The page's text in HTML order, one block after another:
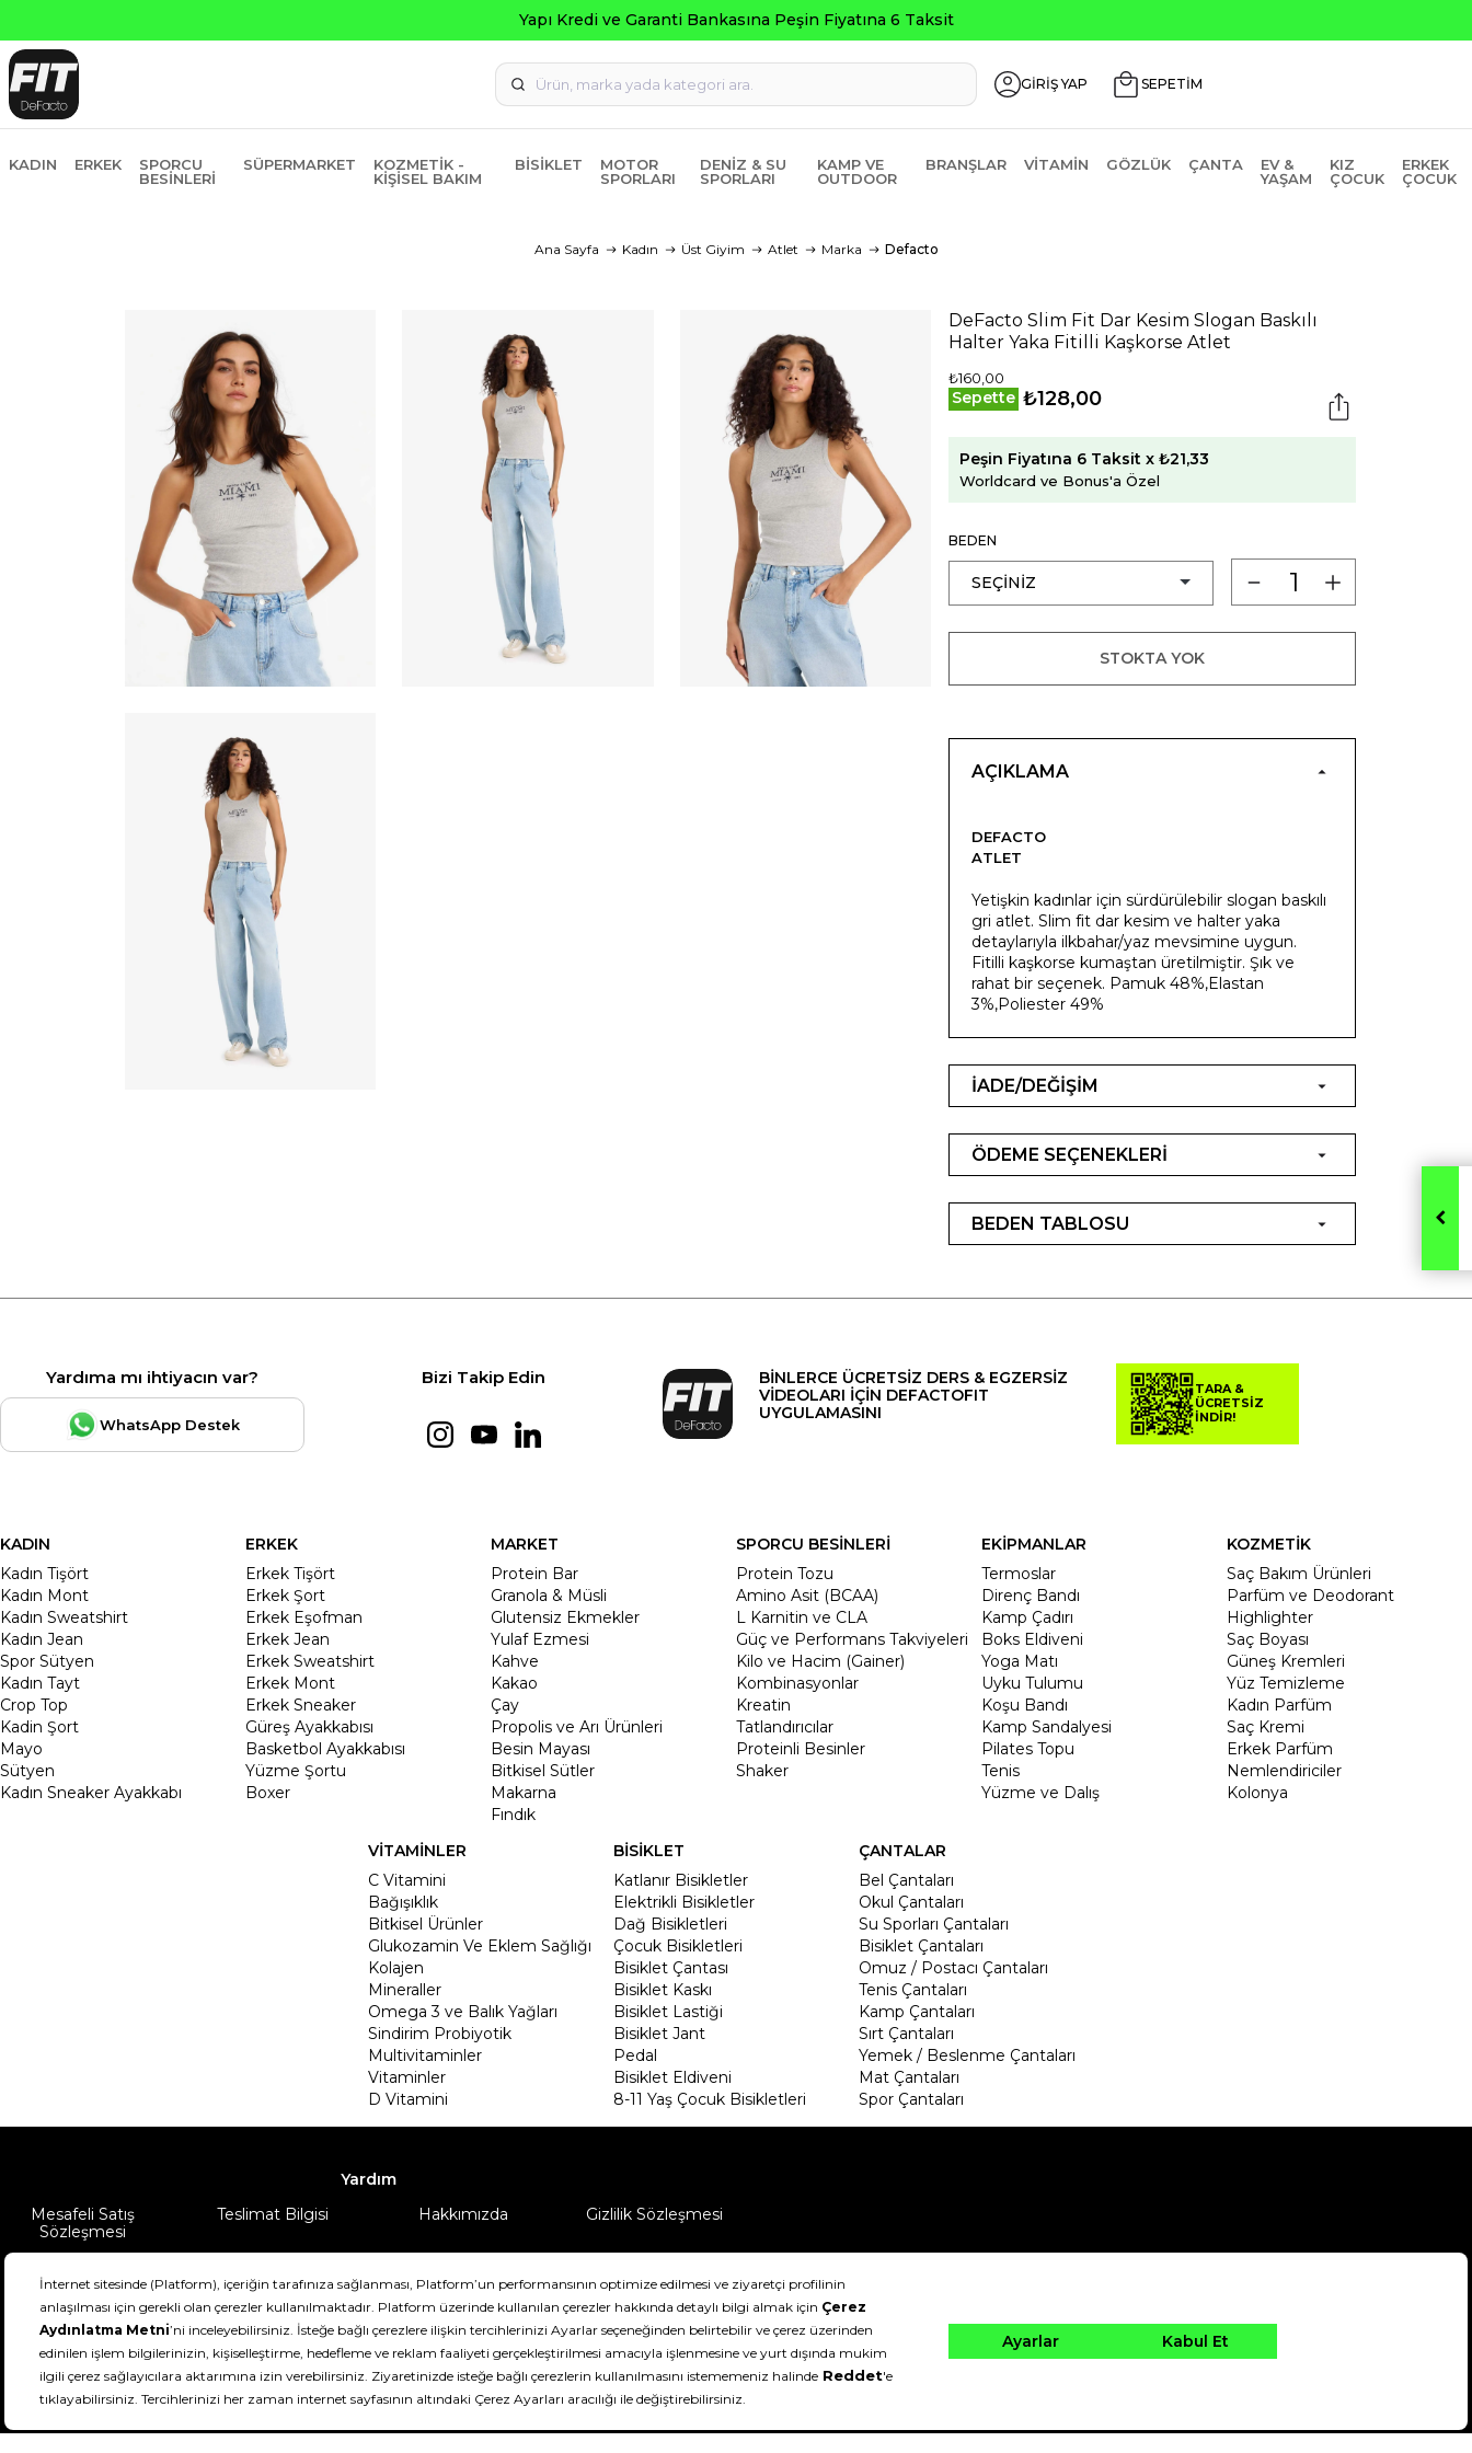
Yapı Kredi ve Garanti Bankasına Peşin Fiyatına 6 Taksit
GİRİŞ YAP SEPETİM
KADIN ERKEK
SPORCU
BESINLERI
SÜPERMARKET
KOZMETIK -
KIŞISEL BAKIM
BISIKLET
MOTOR
SPORLARI
DENIZ & SU
SPORLARI
KAMP VE
OUTDOOR
BRANŞLAR VITAMIN GÖZLÜK ÇANTA
EV &
YAŞAM
KIZ
ÇOCUK
ERKEK
ÇOCUK
Ana Sayfa Kadın Üst Giyim Atlet Marka Defacto
DeFacto Slim Fit Dar Kesim Slogan Baskılı
Halter Yaka Fitilli Kaşkorse Atlet
₺160,00
Sepette ₺128,00
Peşin Fiyatına 6 Taksit x ₺21,33
Worldcard ve Bonus'a Özel
BEDEN
STOKTA YOK
AÇIKLAMA
DEFACTO
ATLET
Yetişkin kadınlar için sürdürülebilir slogan baskılı
gri atlet. Slim fit dar kesim ve halter yaka
detaylarıyla ilkbahar/yaz mevsimine uygun.
Fitilli kaşkorse kumaştan üretilmiştir. Şık ve
rahat bir seçenek. Pamuk 48%,Elastan
3%,Poliester 49%
İADE/DEĞİŞİM
ÖDEME SEÇENEKLERİ
BEDEN TABLOSU
Yardıma mı ihtiyacın var?
WhatsApp Destek
Bizi Takip Edin
BİNLERCE ÜCRETSİZ DERS & EGZERSİZ
VİDEOLARI İÇİN DEFACTOFIT
UYGULAMASINI
TARA &
ÜCRETSİZ
İNDİR!
KADIN
Kadın Tişört
Kadın Mont
Kadın Sweatshirt
Kadın Jean
Spor Sütyen
Kadın Tayt
Crop Top
Kadin Şort
Mayo
Sütyen
Kadın Sneaker Ayakkabı
ERKEK
Erkek Tişört
Erkek Şort
Erkek Eşofman
Erkek Jean
Erkek Sweatshirt
Erkek Mont
Erkek Sneaker
Güreş Ayakkabısı
Basketbol Ayakkabısı
Yüzme Şortu
Boxer
MARKET
Protein Bar
Granola & Müsli
Glutensiz Ekmekler
Yulaf Ezmesi
Kahve
Kakao
Çay
Propolis ve Arı Ürünleri
Besin Mayası
Bitkisel Sütler
Makarna
Fındık
SPORCU BESİNLERİ
Protein Tozu
Amino Asit (BCAA)
L Karnitin ve CLA
Güç ve Performans Takviyeleri
Kilo ve Hacim (Gainer)
Kombinasyonlar
Kreatin
Tatlandırıcılar
Proteinli Besinler
Shaker
EKİPMANLAR
Termoslar
Direnç Bandı
Kamp Çadırı
Boks Eldiveni
Yoga Matı
Uyku Tulumu
Koşu Bandı
Kamp Sandalyesi
Pilates Topu
Tenis
Yüzme ve Dalış
KOZMETİK
Saç Bakım Ürünleri
Parfüm ve Deodorant
Highlighter
Saç Boyası
Güneş Kremleri
Yüz Temizleme
Kadın Parfüm
Saç Kremi
Erkek Parfüm
Nemlendiriciler
Kolonya
VİTAMİNLER
C Vitamini
Bağışıklık
Bitkisel Ürünler
Glukozamin Ve Eklem Sağlığı
Kolajen
Mineraller
Omega 3 ve Balık Yağları
Sindirim Probiyotik
Multivitaminler
Vitaminler
D Vitamini
BİSİKLET
Katlanır Bisikletler
Elektrikli Bisikletler
Dağ Bisikletleri
Çocuk Bisikletleri
Bisiklet Çantası
Bisiklet Kaskı
Bisiklet Lastiği
Bisiklet Jant
Pedal
Bisiklet Eldiveni
8-11 Yaş Çocuk Bisikletleri
ÇANTALAR
Bel Çantaları
Okul Çantaları
Su Sporları Çantaları
Bisiklet Çantaları
Omuz / Postacı Çantaları
Tenis Çantaları
Kamp Çantaları
Sırt Çantaları
Yemek / Beslenme Çantaları
Mat Çantaları
Spor Çantaları
Yardım
Mesafeli Satış
Sözleşmesi
Teslimat Bilgisi Hakkımızda Gizlilik Sözleşmesi
DeFactoFIT ©️ 2022-2026. Tüm hakları saklıdır.